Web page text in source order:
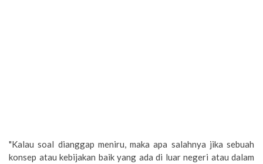
"Kalau soal dianggap meniru, maka apa salahnya jika sebuah
konsep atau kebijakan baik yang ada di luar negeri atau dalam